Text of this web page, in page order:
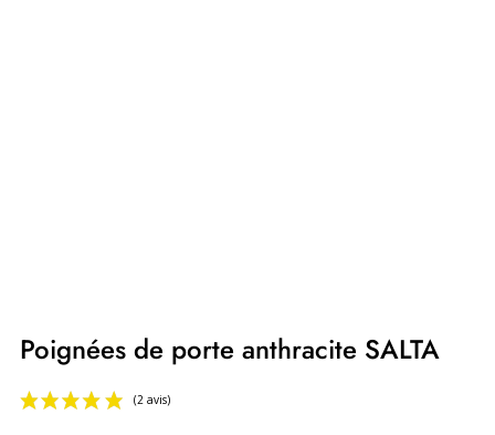
Poignées de porte anthracite SALTA